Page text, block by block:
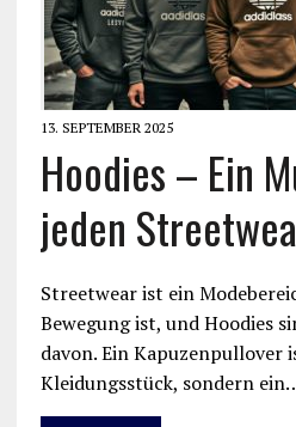
13. SEPTEMBER 2025
Hoodies – Ein
jeden
Streetwear ist ein
Bewegung ist, und Hoodies
davon. Ein Kapuzenpullover
Kleidungsstück, sondern